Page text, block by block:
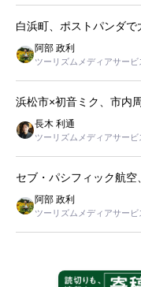
白浜町、ポストパンダ
阿部 政利
ツーリズムメディアサービ
浜松市×初音ミク、市内
長木 利通
ツーリズムメディアサービ
セブ・パシフィック航
阿部 政利
ツーリズムメディアサービ